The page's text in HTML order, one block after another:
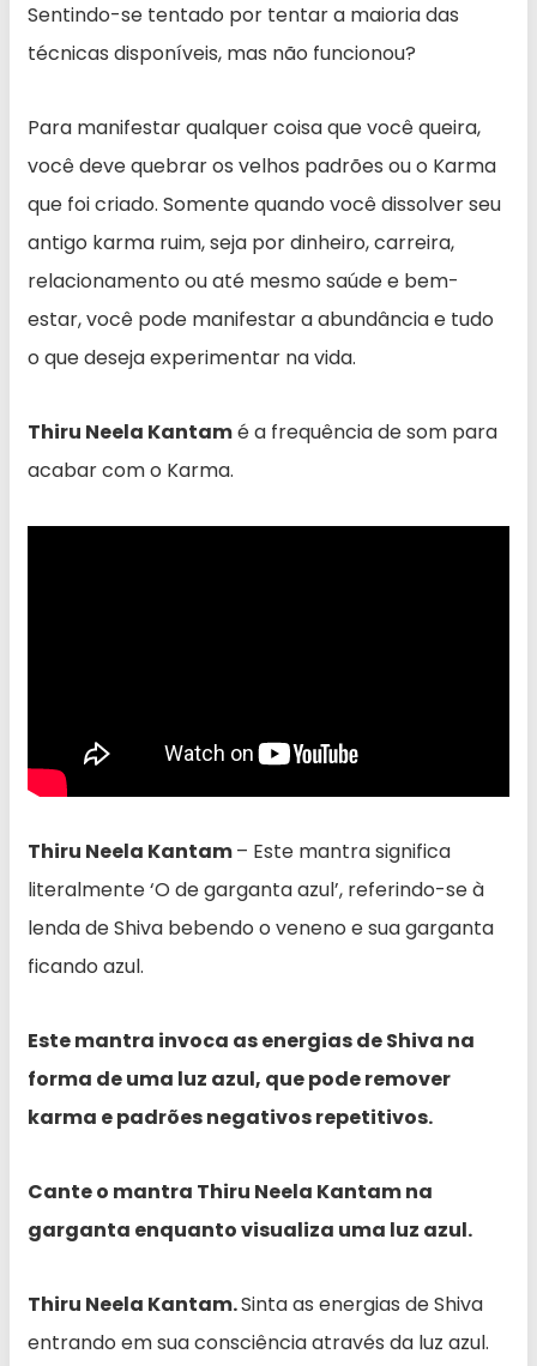
Sentindo-se tentado por tentar a maioria das
técnicas disponíveis, mas não funcionou?
Para manifestar qualquer coisa que você queira,
você deve quebrar os velhos padrões ou o Karma
que foi criado. Somente quando você dissolver seu
antigo karma ruim, seja por dinheiro, carreira,
relacionamento ou até mesmo saúde e bem-
estar, você pode manifestar a abundância e tudo
o que deseja experimentar na vida.
Thiru Neela Kantamé a frequência de som para
acabar com o Karma.
Thiru Neela Kantam– Este mantra significa
literalmente ‘O de garganta azul’, referindo-se à
lenda de Shiva bebendo o veneno e sua garganta
ficando azul.
Este mantra invoca as energias de Shiva na
forma de uma luz azul, que pode remover
karma e padrões negativos repetitivos.
Cante o mantra Thiru Neela Kantam na
garganta enquanto visualiza uma luz azul.
Thiru Neela Kantam.Sinta as energias de Shiva
entrando em sua consciência através da luz azul.